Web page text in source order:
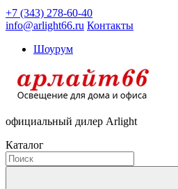
+7 (343) 278-60-40
info@arlight66.ru Контакты
Шоурум
официальный дилер Arlight
Каталог